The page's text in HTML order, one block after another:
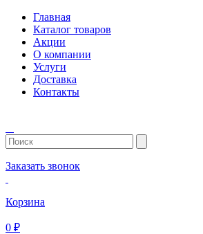
Главная
Каталог товаров
Акции
О компании
Услуги
Доставка
Контакты
Заказать звонок
Корзина
0 ₽